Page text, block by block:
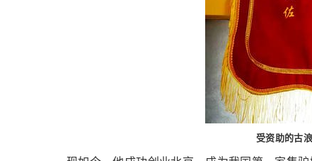
受资助的古浪